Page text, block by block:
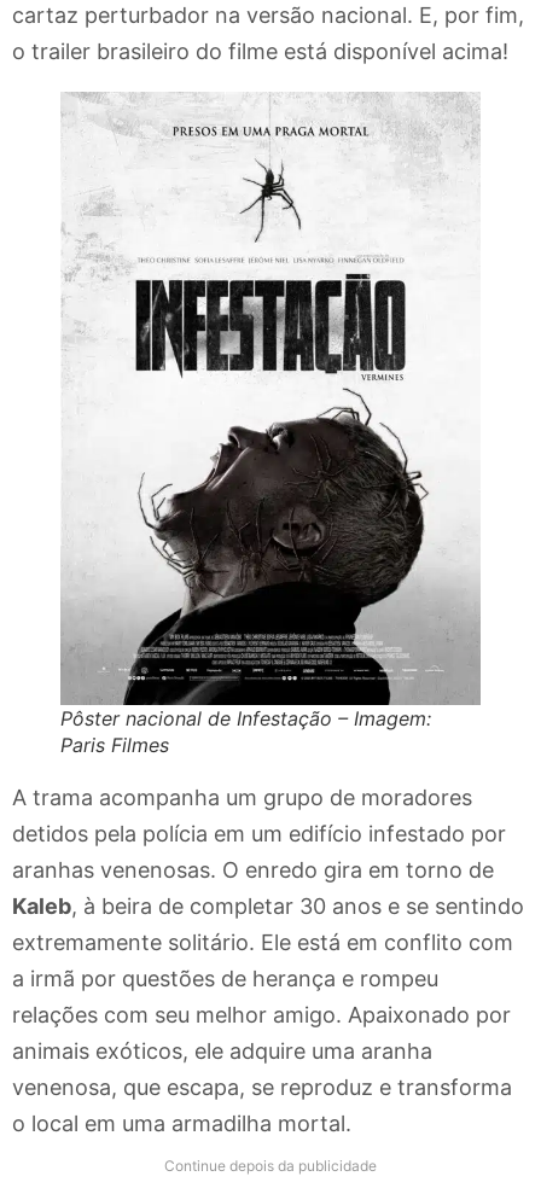
cartaz perturbador na versão nacional. E, por fim,
o trailer brasileiro do filme está disponível acima!
Pôster nacional de Infestação – Imagem:
Paris Filmes
A trama acompanha um grupo de moradores
detidos pela polícia em um edifício infestado por
aranhas venenosas. O enredo gira em torno de
Kaleb, à beira de completar 30 anos e se sentindo
extremamente solitário. Ele está em conflito com
a irmã por questões de herança e rompeu
relações com seu melhor amigo. Apaixonado por
animais exóticos, ele adquire uma aranha
venenosa, que escapa, se reproduz e transforma
o local em uma armadilha mortal.
Continue depois da publicidade